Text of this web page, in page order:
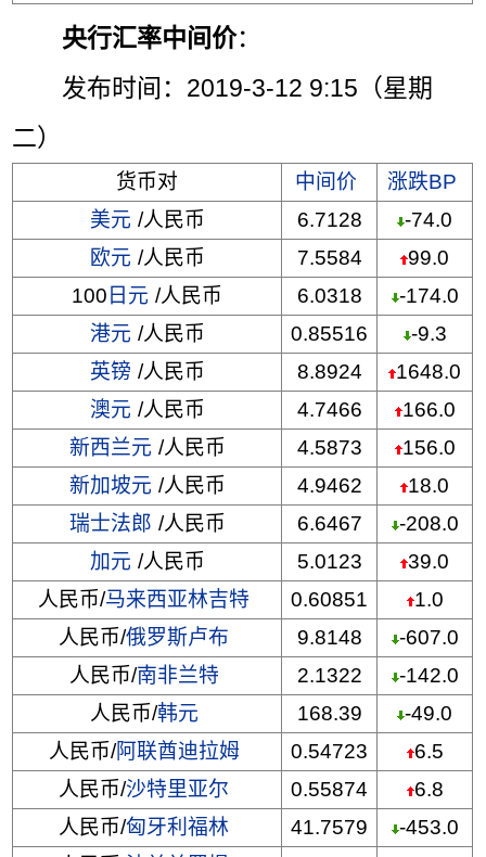
央行汇率中间价：
发布时间：2019-3-12 9:15（星期
二）
货币对 中间价
涨跌BP
美元 /人民币 6.7128
-74.0
欧元 /人民币 7.5584
99.0
100 日元 /人民币 6.0318
-174.0
港元 /人民币 0.85516
-9.3
英镑 /人民币 8.8924
1648.0
澳元 /人民币 4.7466
166.0
新西兰元 /人民币 4.5873
156.0
新加坡元 /人民币 4.9462
18.0
瑞士法郎 /人民币 6.6467
-208.0
加元 /人民币 5.0123
39.0
人民币/马来西亚林吉特 0.60851
1.0
人民币/俄罗斯卢布 9.8148
-607.0
人民币/南非兰特 2.1322
-142.0
人民币/韩元 168.39
-49.0
人民币/阿联酋迪拉姆 0.54723
6.5
人民币/沙特里亚尔 0.55874
6.8
人民币/匈牙利福林 41.7579
-453.0